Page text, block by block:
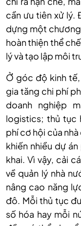
cần ưu tiên xử lý.
dựng một
hoàn thiện thể
lý và tạo lập môi
Ở góc độ kinh
gia tăng chi phí
doanh nghiệp
logistics; thủ tục
phí cơ hội của
khiến nhiều dự
khai. Vì vậy, cải
về quản lý nhà
nâng cao năng
đô. Mỗi thủ tục
số hóa hay mỗi